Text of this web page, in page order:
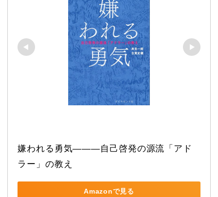
嫌われる勇気―――自己啓発の源流「アド
ラー」の教え
Amazonで見る